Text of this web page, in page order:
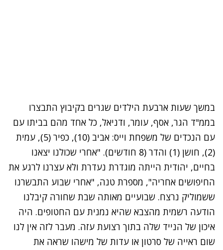
במשך שעות ארבעת הילדים שגרים בקיבוץ התבצרו
בממ"ד הגר, אסף, עומר, ודניאל, כל אחד מהם בביתו עם
עם הנכדים של משפחת וייס: אביב (10), כפיר (5), עמית
(2), חושן (1) והדר (8 חודשים). "אחרי שכולנו יצאנו
בחיים, יהודית הייתה מוגדרת נעדרת ולא עצרנו לרגע את
החיפושים אחריה", מספרת טנה, "אחרי שבוע התבשרנו
ששמוליק נרצח. שבועיים מאותה שבת שחורה קיבלנו
הודעה רשמית מהצבא שהיא נמנית עם החטופים. היה
איכון של הנייד שלה בתוך רצועת עזה. מעבר לזה אין לנו
שום ראייה של סרטון או עדות של מישהו שראה את